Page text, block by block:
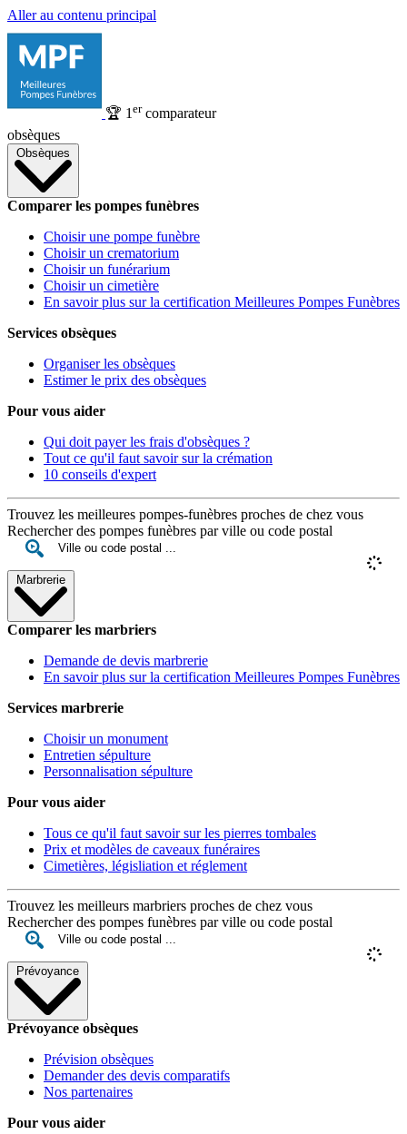
Aller au contenu principal
🏆 1 ercomparateur
obsèques
Obsèques
Comparer les pompes funèbres
Choisir une pompe funèbre
Choisir un crematorium
Choisir un funérarium
Choisir un cimetière
En savoir plus sur la certification Meilleures Pompes Funèbres
Services obsèques
Organiser les obsèques
Estimer le prix des obsèques
Pour vous aider
Qui doit payer les frais d'obsèques ?
Tout ce qu'il faut savoir sur la crémation
10 conseils d'expert
Trouvez les meilleures pompes-funèbres proches de chez vous
Rechercher des pompes funèbres par ville ou code postal
Marbrerie
Comparer les marbriers
Demande de devis marbrerie
En savoir plus sur la certification Meilleures Pompes Funèbres
Services marbrerie
Choisir un monument
Entretien sépulture
Personnalisation sépulture
Pour vous aider
Tous ce qu'il faut savoir sur les pierres tombales
Prix et modèles de caveaux funéraires
Cimetières, législiation et réglement
Trouvez les meilleurs marbriers proches de chez vous
Rechercher des pompes funèbres par ville ou code postal
Prévoyance
Prévoyance obsèques
Prévision obsèques
Demander des devis comparatifs
Nos partenaires
Pour vous aider